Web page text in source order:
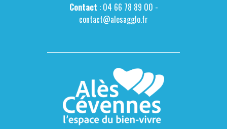
Contact : 04 66 78 89 00 -
contact@alesagglo.fr